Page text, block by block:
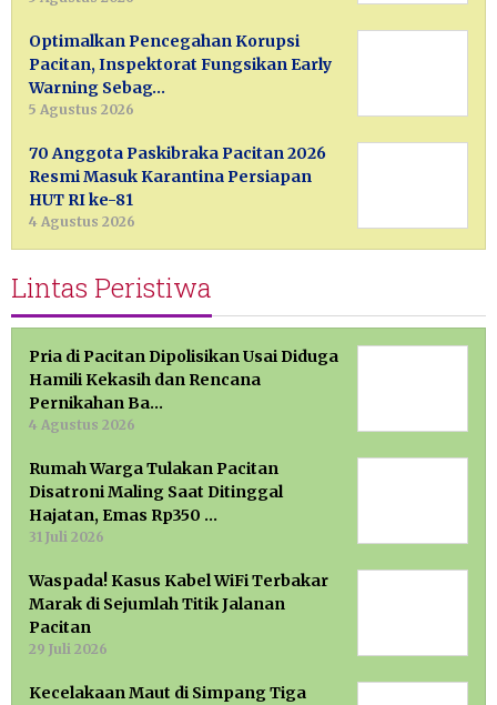
Optimalkan Pencegahan Korupsi
Pacitan, Inspektorat Fungsikan Early
Warning Sebag…
5 Agustus 2026
70 Anggota Paskibraka Pacitan 2026
Resmi Masuk Karantina Persiapan
HUT RI ke-81
4 Agustus 2026
Lintas Peristiwa
Pria di Pacitan Dipolisikan Usai Diduga
Hamili Kekasih dan Rencana
Pernikahan Ba…
4 Agustus 2026
Rumah Warga Tulakan Pacitan
Disatroni Maling Saat Ditinggal
Hajatan, Emas Rp350 …
31 Juli 2026
Waspada! Kasus Kabel WiFi Terbakar
Marak di Sejumlah Titik Jalanan
Pacitan
29 Juli 2026
Kecelakaan Maut di Simpang Tiga